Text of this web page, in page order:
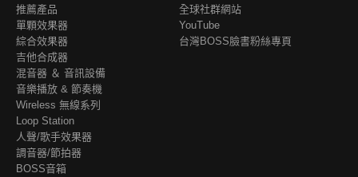
推薦產品
單顆效果器
綜合效果器
吉他合成器
混音器 ＆ 音訊設備
音樂播放 & 節奏機
Wireless 無線系列
Loop Station
人聲/歌手效果器
調音器/節拍器
BOSS音箱
全球社群網站
YouTube
台灣BOSS臉書粉絲專頁